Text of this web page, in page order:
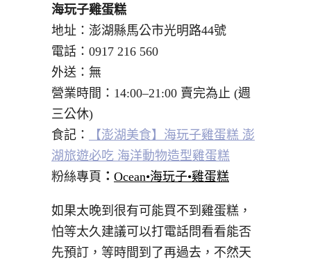
海玩子雞蛋糕
地址：澎湖縣馬公市光明路44號
電話：0917 216 560
外送：無
營業時間：14:00–21:00 賣完為止 (週
三公休)
食記：
【澎湖美食】海玩子雞蛋糕 澎
湖旅遊必吃 海洋動物造型雞蛋糕
粉絲專頁 ： Ocean•海玩子•雞蛋糕
如果太晚到很有可能買不到雞蛋糕，
怕等太久建議可以打電話問看看能否
先預訂，等時間到了再過去，不然天